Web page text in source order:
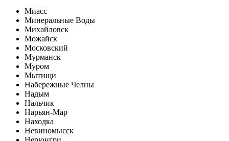
Миасс
Минеральные Воды
Михайловск
Можайск
Московский
Мурманск
Муром
Мытищи
Набережные Челны
Надым
Нальчик
Нарьян-Мар
Находка
Невиномысск